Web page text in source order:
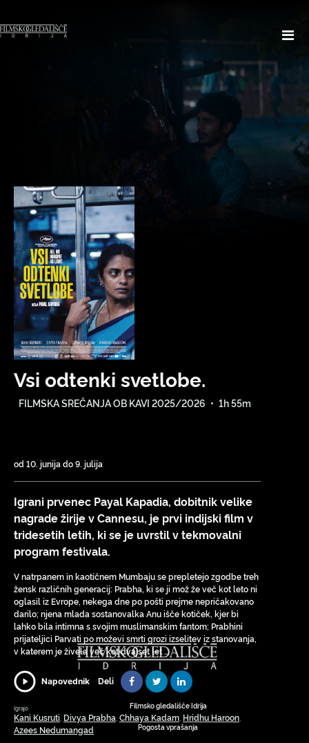
Vsi odtenki svetlobe.
FILMSKA SREČANJA OB KAVI 2025/2026 • 1h 55m
od 10. junija do 9. julija
Igrani prvenec Payal Kapadia, dobitnik velike
nagrade žirije v Cannesu, je prvi indijski film v
tridesetih letih, ki se je uvrstil v tekmovalni
program festivala.
V natrpanem in kaotičnem Mumbaju se prepletejo zgodbe treh
žensk različnih generacij: Prabha, ki se ji mož že več kot leto ni
oglasil iz Evrope, nekega dne po pošti prejme nepričakovano
darilo; njena mlada sostanovalka Anu išče kotiček, kjer bi
lahko bila intimna s svojim muslimanskim fantom; Prabhini
prijateljici Parvati po moževi smrti grozi izselitev iz stanovanja,
v katerem je živela več kot dvajset let …
Napovednik Deli
Igrajo
Kani Kusruti Divya Prabha Chhaya Kadam Hridhu Haroon
Azees Nedumangad
Filmsko gledališče Idrija
Pogosta vprašanja